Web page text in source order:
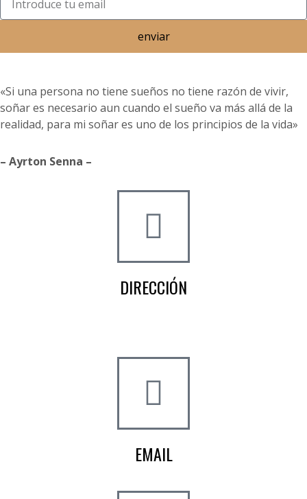
enviar
«Si una persona no tiene sueños no tiene razón de vivir,
soñar es necesario aun cuando el sueño va más allá de la
realidad, para mi soñar es uno de los principios de la vida»
– Ayrton Senna –
DIRECCIÓN
EMAIL